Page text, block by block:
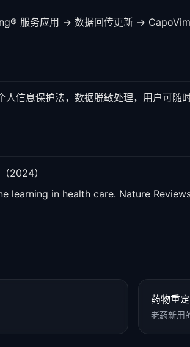
服务应用 → 数据回传更新 →
信息保护法，数据脱敏处理，用户可随时
2024）
learning in health care. Nature
药物重
老药新用